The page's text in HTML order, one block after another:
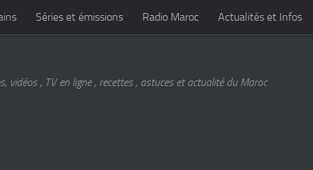
Séries et émissions Radio Maroc Actualités et Infos
vidéos , TV en ligne , recettes , astuces et actualité du Maroc